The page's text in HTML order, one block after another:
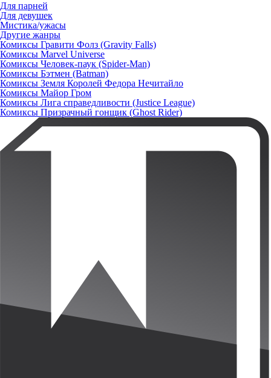
Для парней
Для девушек
Мистика/ужасы
Другие жанры
Комиксы Гравити Фолз (Gravity Falls)
Комиксы Marvel Universe
Комиксы Человек-паук (Spider-Man)
Комиксы Бэтмен (Batman)
Комиксы Земля Королей Федора Нечитайло
Комиксы Майор Гром
Комиксы Лига справедливости (Justice League)
Комиксы Призрачный гонщик (Ghost Rider)